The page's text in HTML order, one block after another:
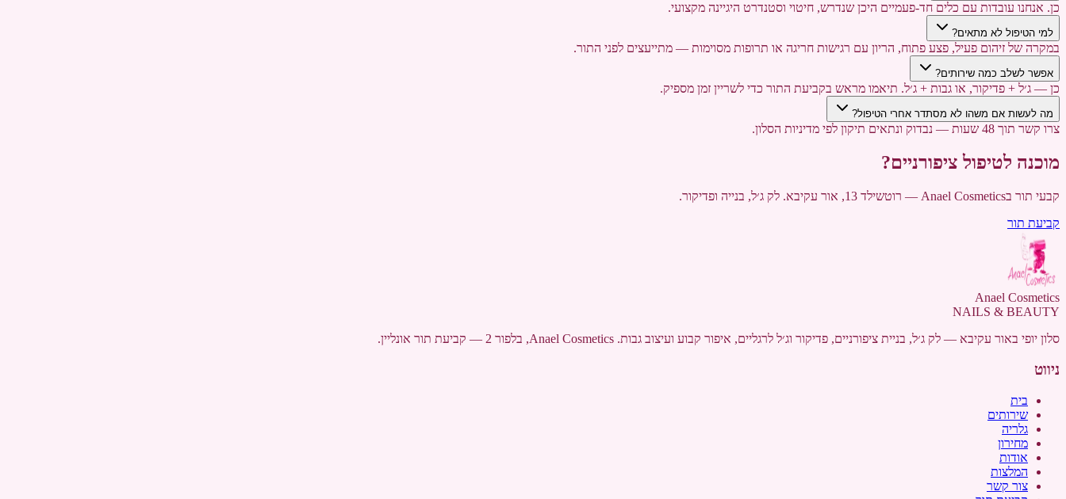
כן. אנחנו עובדות עם כלים חד-פעמיים היכן שנדרש, חיטוי וסטנדרט היגיינה מקצועי.
למי הטיפול לא מתאים?
במקרה של זיהום פעיל, פצע פתוח, הריון עם רגישות חריגה או תרופות מסוימות — מתייעצים לפני התור.
אפשר לשלב כמה שירותים?
כן — ג׳ל + פדיקור, או גבות + ג׳ל. תיאמו מראש בקביעת התור כדי לשריין זמן מספיק.
מה לעשות אם משהו לא מסתדר אחרי הטיפול?
צרו קשר תוך 48 שעות — נבדוק ונתאים תיקון לפי מדיניות הסלון.
מוכנה לטיפול ציפורניים?
קבעי תור בAnael Cosmetics — רוטשילד 13, אור עקיבא. לק ג׳ל, בנייה ופדיקור.
קביעת תור
Anael Cosmetics
NAILS & BEAUTY
סלון יופי באור עקיבא — לק ג׳ל, בניית ציפורניים, פדיקור וג׳ל לרגליים, איפור קבוע ועיצוב גבות. Anael Cosmetics, בלפור 2 — קביעת תור אונליין.
ניווט
בית
שירותים
גלריה
מחירון
אודות
המלצות
צור קשר